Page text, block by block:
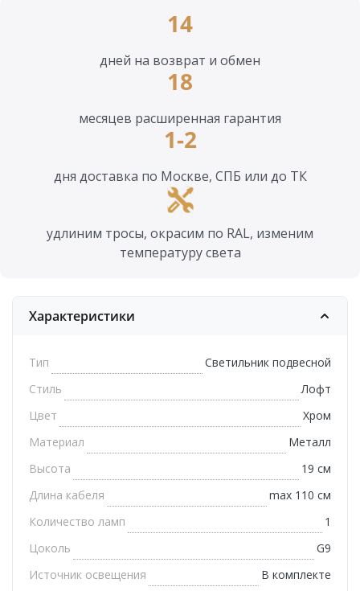
14
дней на возврат и обмен
18
месяцев расширенная гарантия
1-2
дня доставка по Москве, СПБ или до ТК
удлиним тросы, окрасим по RAL, изменим
температуру света
Характеристики
Тип
Светильник подвесной
Стиль
Лофт
Цвет
Хром
Материал
Металл
Высота
19 см
Длина кабеля
max 110 см
Количество ламп
1
Цоколь
G9
Источник освещения
В комплекте